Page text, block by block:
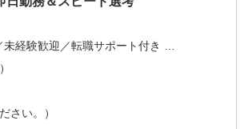
未経験歓迎／転職サポート付き …
さい。）